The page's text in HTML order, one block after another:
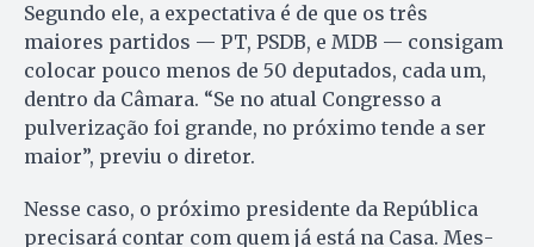
Segundo ele, a expectativa é de que os três
maiores partidos — PT, PSDB, e MDB — consigam
co­locar pouco menos de 50 deputados, cada um,
dentro da Câmara. “Se no atual Congresso a
pulverização foi grande, no próximo tende a ser
maior”, previu o diretor.
Nesse caso, o próximo presidente da República
precisará contar com quem já está na Casa. Mes­